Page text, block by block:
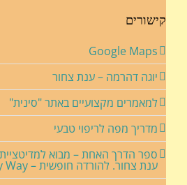
קישורים
Google Maps
יוגה דהרמה – ענת צחור
למאמרים מקצועיים באתר "סינית"
מדריך מפה לריפוי טבעי
ספר הדרך האחת – מבוא
ענת צחור. להורדה חופשית – The Only Way.